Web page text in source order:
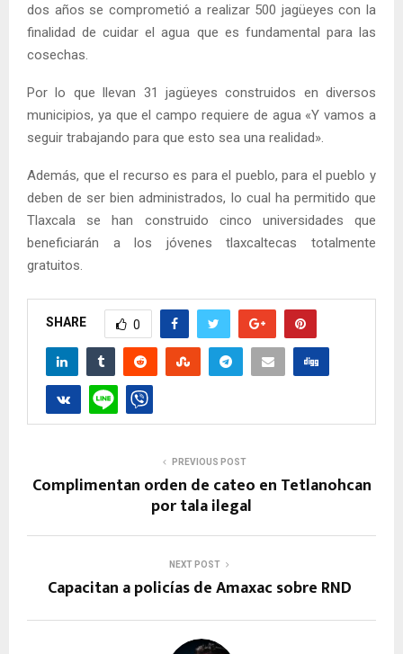
dos años se comprometió a realizar 500 jagüeyes con la
finalidad de cuidar el agua que es fundamental para las
cosechas.
Por lo que llevan 31 jagüeyes construidos en diversos
municipios, ya que el campo requiere de agua «Y vamos a
seguir trabajando para que esto sea una realidad».
Además, que el recurso es para el pueblo, para el pueblo y
deben de ser bien administrados, lo cual ha permitido que
Tlaxcala se han construido cinco universidades que
beneficiarán a los jóvenes tlaxcaltecas totalmente
gratuitos.
SHARE 0
PREVIOUS POST
Complimentan orden de cateo en Tetlanohcan
por tala ilegal
NEXT POST
Capacitan a policías de Amaxac sobre RND